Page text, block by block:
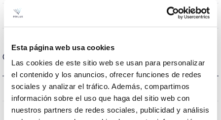
Esta página web usa cookies
Las cookies de este sitio web se usan para personalizar
el contenido y los anuncios, ofrecer funciones de redes
sociales y analizar el tráfico. Además, compartimos
información sobre el uso que haga del sitio web con
nuestros partners de redes sociales, publicidad y análisis
Optical data
Colour temperature 3000K-4000K-6500K
CRI Colour rendering index 80